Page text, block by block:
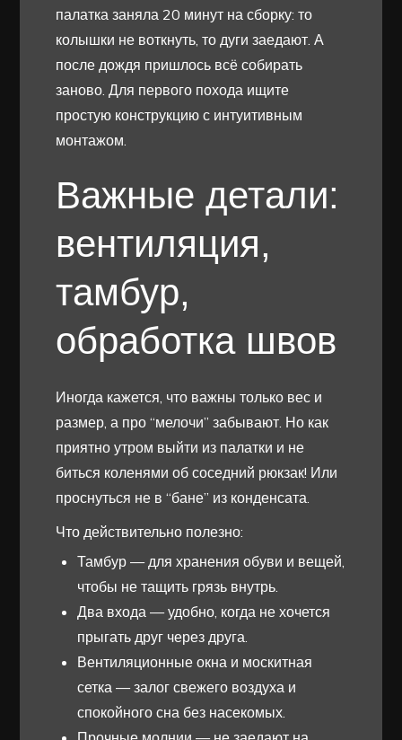
палатка заняла 20 минут на сборку: то
колышки не воткнуть, то дуги заедают. А
после дождя пришлось всё собирать
заново. Для первого похода ищите
простую конструкцию с интуитивным
монтажом.
Важные детали:
вентиляция,
тамбур,
обработка швов
Иногда кажется, что важны только вес и
размер, а про “мелочи” забывают. Но как
приятно утром выйти из палатки и не
биться коленями об соседний рюкзак! Или
проснуться не в “бане” из конденсата.
Что действительно полезно:
Тамбур — для хранения обуви и вещей,
чтобы не тащить грязь внутрь.
Два входа — удобно, когда не хочется
прыгать друг через друга.
Вентиляционные окна и москитная
сетка — залог свежего воздуха и
спокойного сна без насекомых.